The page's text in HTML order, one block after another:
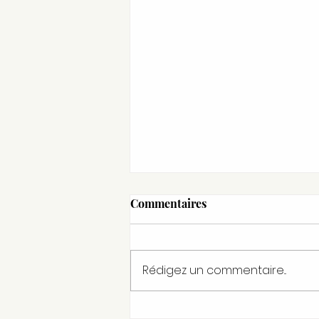
Commentaires
Rédigez un commentaire...